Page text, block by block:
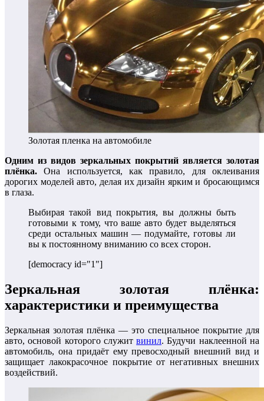
Золотая пленка на автомобиле
Одним из видов зеркальных покрытий является золотая
плёнка. Она используется, как правило, для оклеивания
дорогих моделей авто, делая их дизайн ярким и бросающимся
в глаза.
Выбирая такой вид покрытия, вы должны быть
готовыми к тому, что ваше авто будет выделяться
среди остальных машин — подумайте, готовы ли
вы к постоянному вниманию со всех сторон.
[democracy id="1"]
Зеркальная золотая плёнка:
характеристики и преимущества
Зеркальная золотая плёнка — это специальное покрытие для
авто, основой которого служитвинил. Будучи наклеенной на
автомобиль, она придаёт ему превосходный внешний вид и
защищает лакокрасочное покрытие от негативных внешних
воздействий.